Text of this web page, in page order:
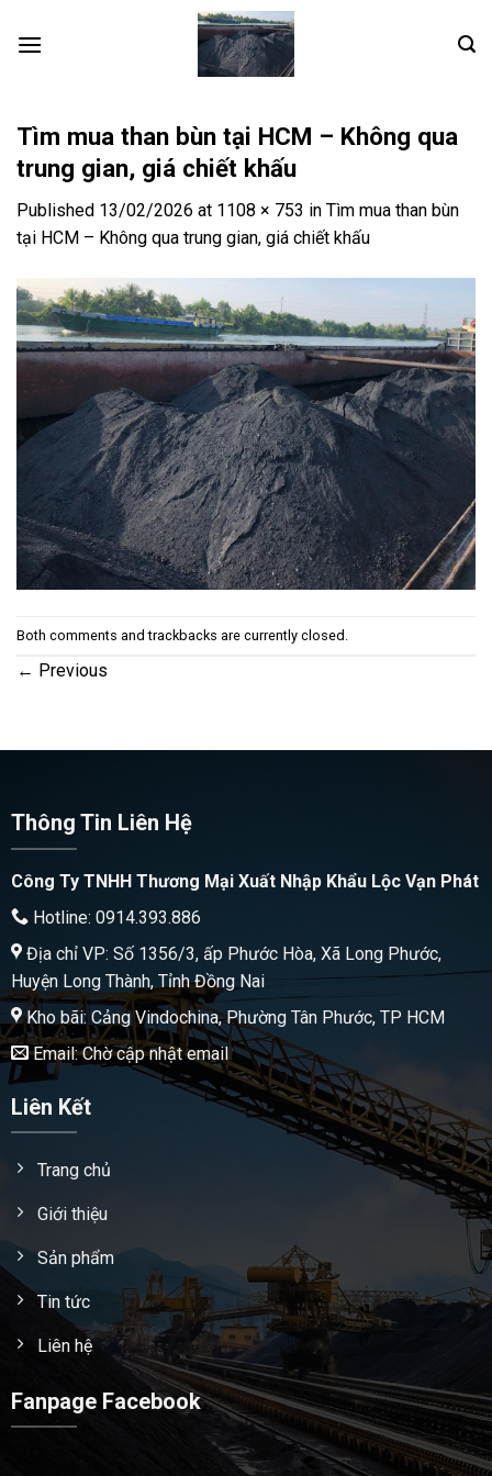
Tìm mua than bùn tại HCM – Không qua
trung gian, giá chiết khấu
Published 13/02/2026 at 1108 × 753 in Tìm mua than bùn
tại HCM – Không qua trung gian, giá chiết khấu
Both comments and trackbacks are currently closed.
← Previous
Thông Tin Liên Hệ
Công Ty TNHH Thương Mại Xuất Nhập Khẩu Lộc Vạn Phát
Hotline: 0914.393.886
Địa chỉ VP: Số 1356/3, ấp Phước Hòa, Xã Long Phước,
Huyện Long Thành, Tỉnh Đồng Nai
Kho bãi: Cảng Vindochina, Phường Tân Phước, TP HCM
Email: Chờ cập nhật email
Liên Kết
Trang chủ
Giới thiệu
Sản phẩm
Tin tức
Liên hệ
Fanpage Facebook